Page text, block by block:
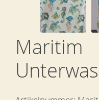
Maritim